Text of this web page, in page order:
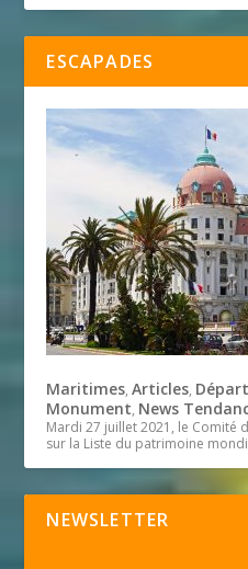
ESCAPADES
Maritimes,Articles,
Monument, News
Mardi 27 juillet 2021, le
sur la Liste du patrimoine
NEWSLETTER